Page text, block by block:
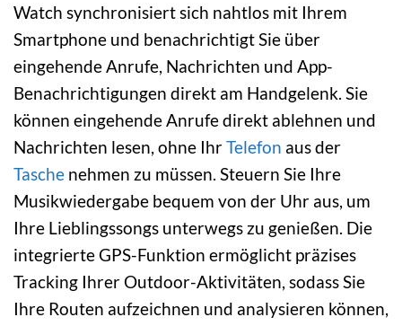
Watch synchronisiert sich nahtlos mit Ihrem
Smartphone und benachrichtigt Sie über
eingehende Anrufe, Nachrichten und App-
Benachrichtigungen direkt am Handgelenk. Sie
können eingehende Anrufe direkt ablehnen und
Nachrichten lesen, ohne IhrTelefon aus der
Tasche nehmen zu müssen. Steuern Sie Ihre
Musikwiedergabe bequem von der Uhr aus, um
Ihre Lieblingssongs unterwegs zu genießen. Die
integrierte GPS-Funktion ermöglicht präzises
Tracking Ihrer Outdoor-Aktivitäten, sodass Sie
Ihre Routen aufzeichnen und analysieren können,